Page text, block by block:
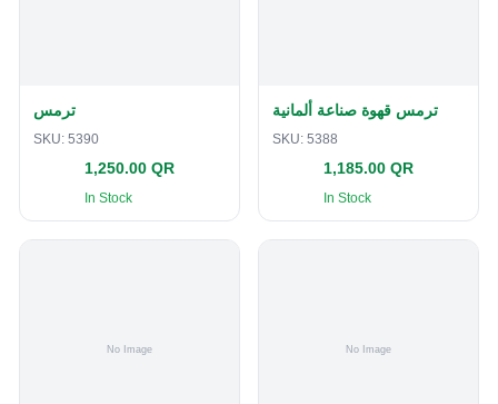
ترمس
SKU: 5390
1,250.00 QR
In Stock
ترمس قهوة صناعة ألمانية
SKU: 5388
1,185.00 QR
In Stock